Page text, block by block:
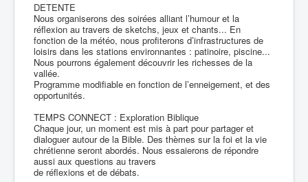
DETENTE
Nous organiserons des soirées alliant l’humour et la
réflexion au travers de sketchs, jeux et chants... En
fonction de la météo, nous profiterons d’infrastructures de
loisirs dans les stations environnantes : patinoire, piscine...
Nous pourrons également découvrir les richesses de la
vallée.
Programme modifiable en fonction de l’enneigement, et des
opportunités.
TEMPS CONNECT : Exploration Biblique
Chaque jour, un moment est mis à part pour partager et
dialoguer autour de la Bible. Des thèmes sur la foi et la vie
chrétienne seront abordés. Nous essaierons de répondre
aussi aux questions au travers
de réflexions et de débats.